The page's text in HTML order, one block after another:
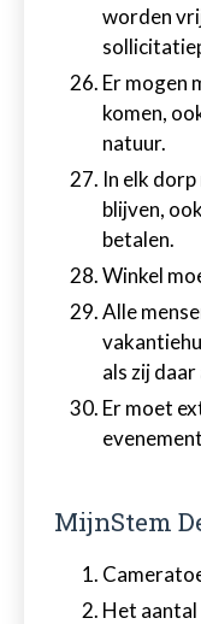
worden
Er mogen
komen,
natuur.
In elk
blijven,
betalen.
Winkel
Alle
als zij
Er moet
MijnStem
Het